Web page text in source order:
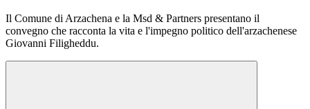
Il Comune di Arzachena e la Msd & Partners presentano il
convegno che racconta la vita e l'impegno politico dell'arzachenese
Giovanni Filigheddu.